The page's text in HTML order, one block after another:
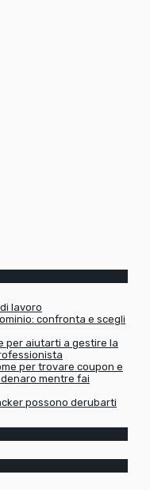
lavoro
confronta e scegli
per aiutarti a gestire la
per trovare coupon e
mentre fai
possono derubarti